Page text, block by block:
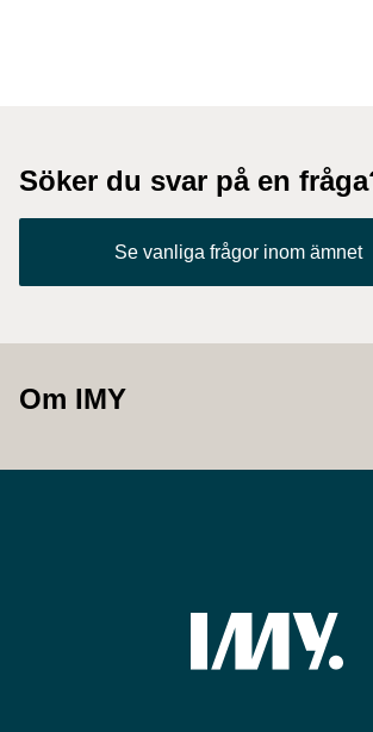
Söker du svar på en
Se vanliga frågor inom ämnet
Om IMY